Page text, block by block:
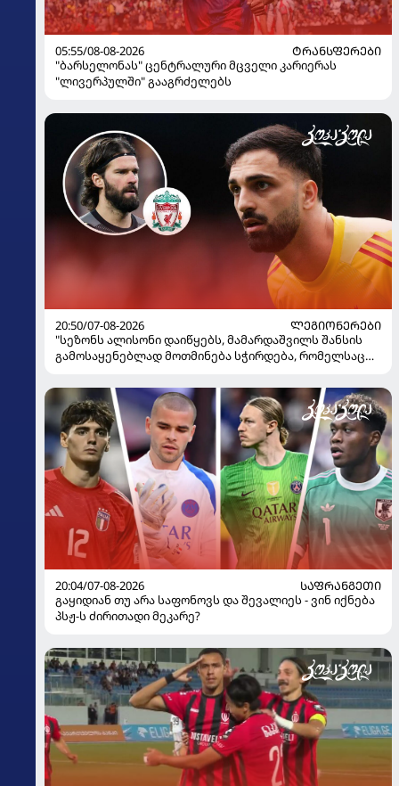
05:55/08-08-2026
ᲢᲠᲐᲜᲡᲤᲔᲠᲔᲑᲘ
"ბარსელონას" ცენტრალური მცველი კარიერას
"ლივერპულში" გააგრძელებს
20:50/07-08-2026
ᲚᲔᲒᲘᲝᲜᲔᲠᲔᲑᲘ
"სეზონს ალისონი დაიწყებს, მამარდაშვილს შანსის
გამოსაყენებლად მოთმინება სჭირდება, რომელსაც
ყოფილმა მეკარემ
20:04/07-08-2026
ᲡᲐᲤᲠᲐᲜᲒᲔᲗᲘ
გაყიდიან თუ არა საფონოვს და შევალიეს - ვინ იქნება
პსჟ-ს ძირითადი მეკარე?